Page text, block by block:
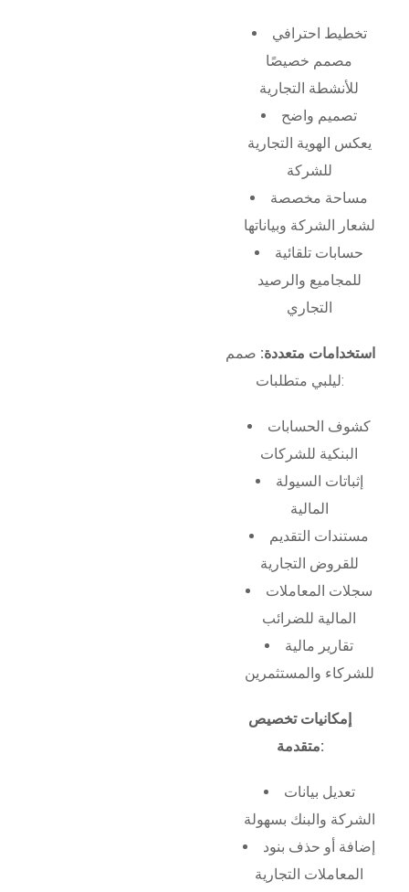
تخطيط احترافي
مصمم خصيصًا
للأنشطة التجارية
تصميم واضح
يعكس الهوية التجارية
للشركة
مساحة مخصصة
لشعار الشركة وبياناتها
حسابات تلقائية
للمجاميع والرصيد
التجاري
استخدامات متعددة: صمم
ليلبي متطلبات:
كشوف الحسابات
البنكية للشركات
إثباتات السيولة
المالية
مستندات التقديم
للقروض التجارية
سجلات المعاملات
المالية للضرائب
تقارير مالية
للشركاء والمستثمرين
إمكانيات تخصيص
متقدمة:
تعديل بيانات
الشركة والبنك بسهولة
إضافة أو حذف بنود
المعاملات التجارية